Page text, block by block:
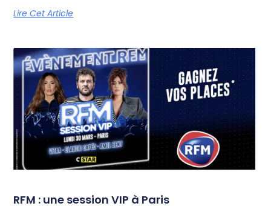
Lire Cet Article
RFM : une session VIP à Paris